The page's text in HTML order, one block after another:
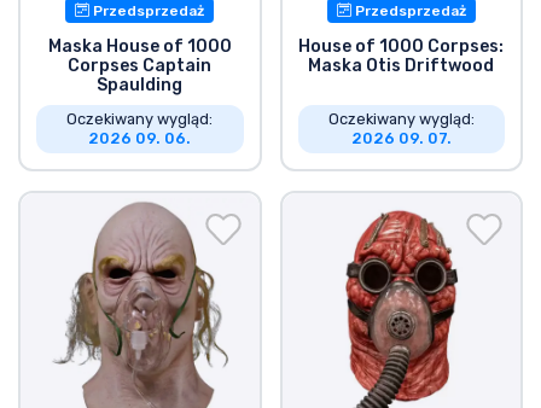
Przedsprzedaż
Maska House of 1000
Corpses Captain
Spaulding
Oczekiwany wygląd:
2026 09. 06.
Przedsprzedaż
House of 1000 Corpses:
Maska Otis Driftwood
Oczekiwany wygląd:
2026 09. 07.